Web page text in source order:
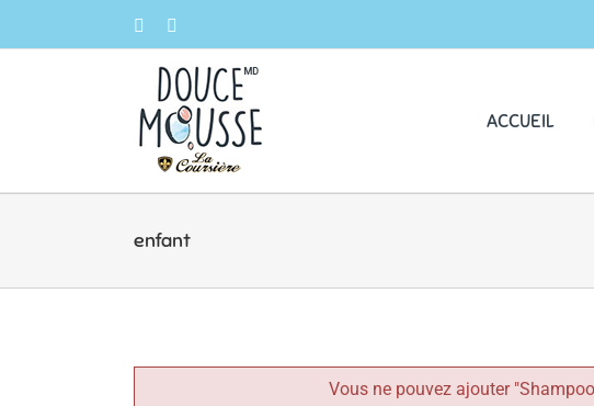
Facebook
ACCUEIL
enfant
Vous ne pouvez ajouter